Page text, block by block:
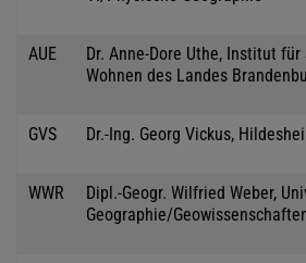
AUE
Dr. Anne-Dore Uthe, Institut
Wohnen des Landes
GVS Dr.-Ing. Georg Vickus,
WWR
Dipl.-Geogr. Wilfried Weber,
Geographie/